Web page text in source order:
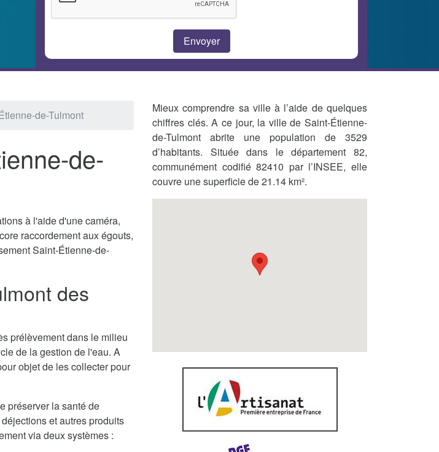
de-Tulmont
de-
à l'aide d'une caméra,
raccordement aux égouts,
Saint-Étienne-de-
des
prélèvement dans le milieu
de la gestion de l'eau. A
objet de les collecter pour
préserver la santé de
et autres produits
via deux systèmes :
Mieux comprendre sa ville à l’aide de quelques
chiffres clés. A ce jour, la ville de Saint-Étienne-
de-Tulmont abrite une population de 3529
d’habitants. Située dans le département 82,
communément codifié 82410 par l’INSEE, elle
couvre une superficie de 21.14 km².